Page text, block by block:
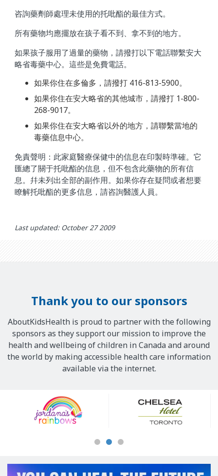
咨詢藥劑師處理未使用的托吡酯的最佳方式。
所有藥物均應擺放在孩子看不到、拿不到的地方。
如果孩子服用了過量的藥物，請撥打以下電話聯繫安大
略省毒藥中心。這些是免費電話。
如果你住在多倫多，請撥打 416-813-5900。
如果你住在安大略省的其他城市，請撥打 1-800-
268-9017。
如果你住在安大略省以外的地方，請聯繫當地的
毒藥信息中心。
免責聲明：此家庭醫療保健中的信息在印製時準確。它
匯總了關于托吡酯的信息，但不包含此藥物的所有信
息。幷未列出全部的副作用。如果你存在疑問或者想要
瞭解托吡酯的更多信息，請咨詢醫護人員。
Last updated: October 27 2009
Thank you to our sponsors
AboutKidsHealth is proud to partner with the following
sponsors as they support our mission to improve the
health and wellbeing of children in Canada and around
the world by making accessible health care information
available via the internet.
Sponsors